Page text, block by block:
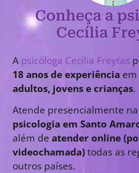
Conheça a
Cecília
A psicóloga Cecília Freytas
18 anos de experiência em
adultos, jovens e crianças.
Atende presencialmente
psicologia em Santo
além de atender online
videochamada)todas as
outros países.